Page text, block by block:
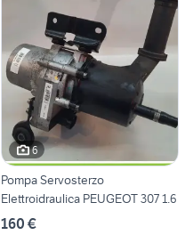
6
Pompa Servosterzo
Elettroidraulica PEUGEOT 307 1.6
160 €